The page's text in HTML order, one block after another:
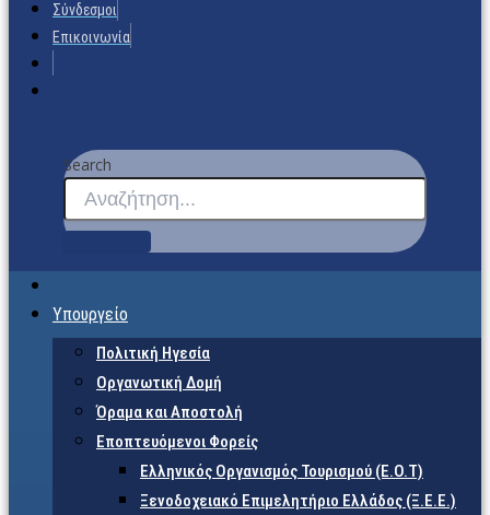
Σύνδεσμοι
Επικοινωνία
Search
Υπουργείο
Πολιτική Ηγεσία
Οργανωτική Δομή
Όραμα και Αποστολή
Εποπτευόμενοι Φορείς
Eλληνικός Οργανισμός Τουρισμού (Ε.Ο.Τ)
Ξενοδοχειακό Επιμελητήριο Ελλάδος (Ξ.Ε.Ε.)